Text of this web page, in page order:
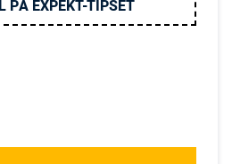
PÅ EXPEKT-TIPSET